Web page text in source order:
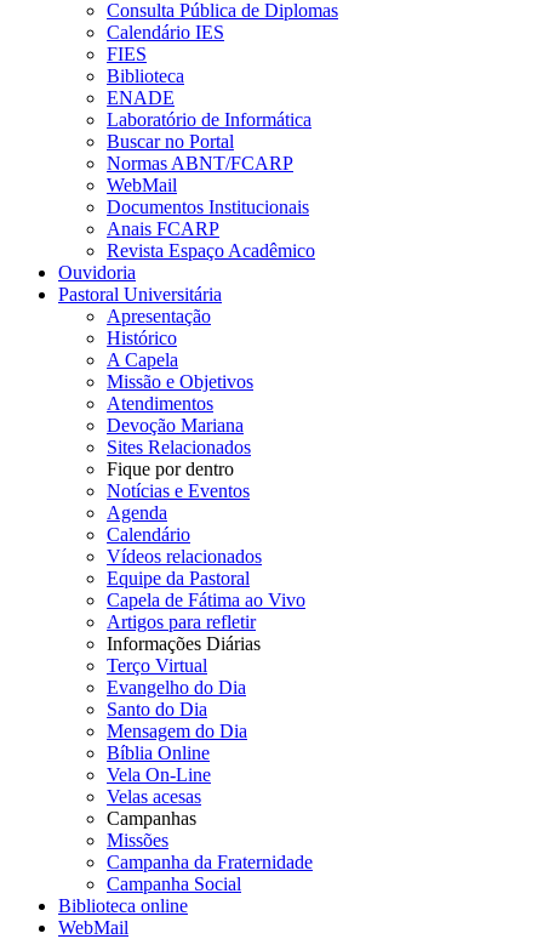
Consulta Pública de Diplomas
Calendário IES
FIES
Biblioteca
ENADE
Laboratório de Informática
Buscar no Portal
Normas ABNT/FCARP
WebMail
Documentos Institucionais
Anais FCARP
Revista Espaço Acadêmico
Ouvidoria
Pastoral Universitária
Apresentação
Histórico
A Capela
Missão e Objetivos
Atendimentos
Devoção Mariana
Sites Relacionados
Fique por dentro
Notícias e Eventos
Agenda
Calendário
Vídeos relacionados
Equipe da Pastoral
Capela de Fátima ao Vivo
Artigos para refletir
Informações Diárias
Terço Virtual
Evangelho do Dia
Santo do Dia
Mensagem do Dia
Bíblia Online
Vela On-Line
Velas acesas
Campanhas
Missões
Campanha da Fraternidade
Campanha Social
Biblioteca online
WebMail